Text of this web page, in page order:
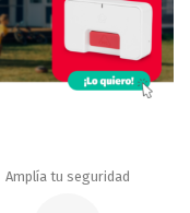
Amplía tu seguridad